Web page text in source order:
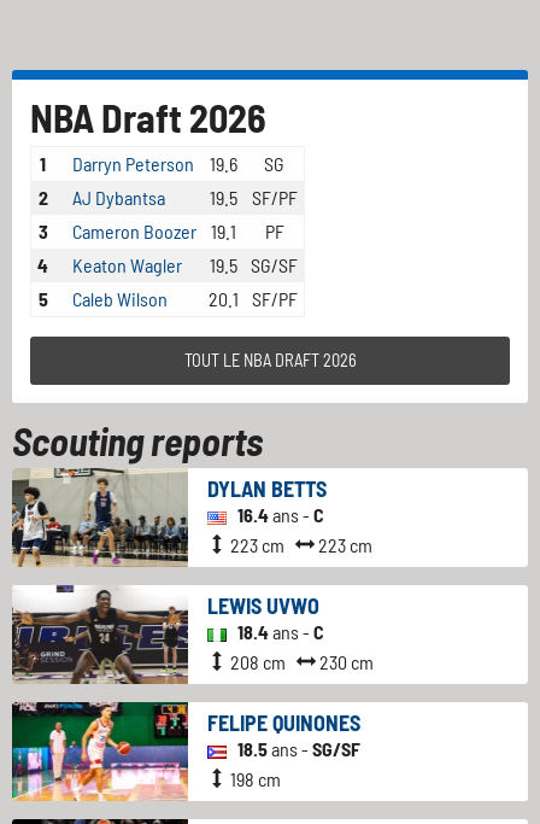
NBA Draft 2026
1 Darryn Peterson 19.6
SG
2
AJ Dybantsa 19.5
SF/PF
3
Cameron Boozer 19.1
PF
4
Keaton Wagler 19.5 SG/SF
5
Caleb Wilson 20.1 SF/PF
TOUT LE NBA DRAFT 2026
Scouting reports
DYLAN BETTS
16.4ans - C
223 cm
223 cm
LEWIS UVWO
18.4ans - C
208 cm
230 cm
FELIPE QUINONES
18.5ans - SG/SF
198 cm